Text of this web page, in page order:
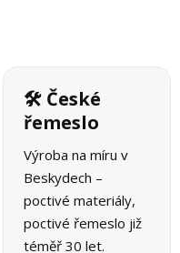
🛠 České
řemeslo
Výroba na míru v
Beskydech –
poctivé materiály,
poctivé řemeslo již
téměř 30 let.